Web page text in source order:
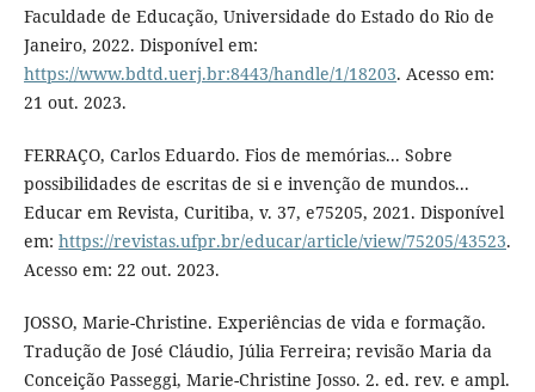
Faculdade de Educação, Universidade do Estado do Rio de
Janeiro, 2022. Disponível em:
https://www.bdtd.uerj.br:8443/handle/1/18203. Acesso em:
21 out. 2023.
FERRAÇO, Carlos Eduardo. Fios de memórias... Sobre
possibilidades de escritas de si e invenção de mundos...
Educar em Revista, Curitiba, v. 37, e75205, 2021. Disponível
em: https://revistas.ufpr.br/educar/article/view/75205/43523.
Acesso em: 22 out. 2023.
JOSSO, Marie-Christine. Experiências de vida e formação.
Tradução de José Cláudio, Júlia Ferreira; revisão Maria da
Conceição Passeggi, Marie-Christine Josso. 2. ed. rev. e ampl.